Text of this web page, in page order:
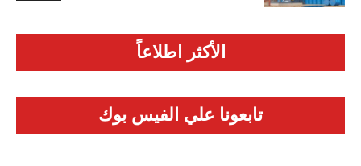
الأكثر اطلاعاً
تابعونا علي الفيس بوك